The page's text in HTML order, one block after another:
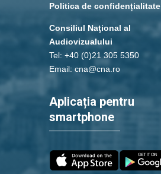
Politica de confidențialitate
Consiliul Naţional al
Audiovizualului
Tel: +40 (0)21 305 5350
Email: cna@cna.ro
Aplicația pentru
smartphone